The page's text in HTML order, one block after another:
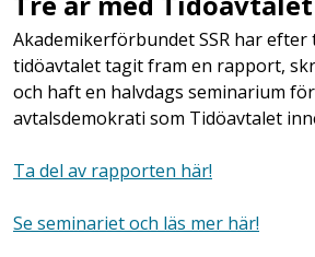
Akademikerförbundet SSR har efter
tidöavtalet tagit fram en rapport,
och haft en halvdags seminarium
avtalsdemokrati som Tidöavtalet
Ta del av rapporten här!
Se seminariet och läs mer här!